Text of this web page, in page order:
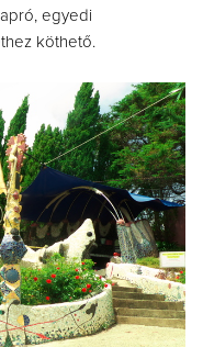
egyedi
köthető.